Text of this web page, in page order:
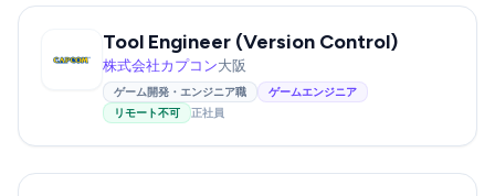
Tool Engineer (Version Control)
株式会社カプコン大阪
ゲーム開発・エンジニア職
ゲームエンジニア
リモート不可
正社員